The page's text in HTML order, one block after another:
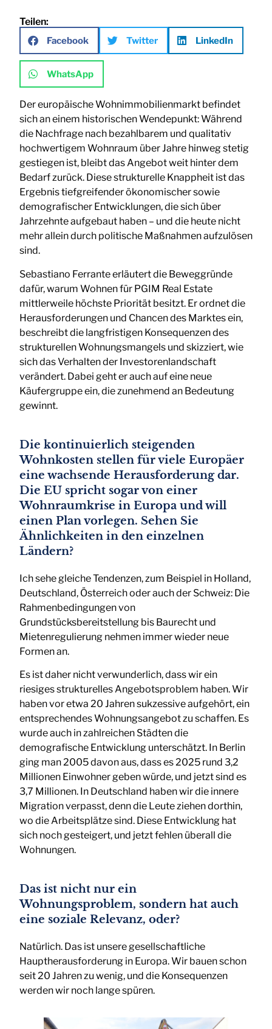
Teilen:
Facebook Twitter LinkedIn
WhatsApp
Der europäische Wohnimmobilienmarkt befindet
sich an einem historischen Wendepunkt: Während
die Nachfrage nach bezahlbarem und qualitativ
hochwertigem Wohnraum über Jahre hinweg stetig
gestiegen ist, bleibt das Angebot weit hinter dem
Bedarf zurück. Diese strukturelle Knappheit ist das
Ergebnis tiefgreifender ökonomischer sowie
demografischer Entwicklungen, die sich über
Jahrzehnte aufgebaut haben – und die heute nicht
mehr allein durch politische Maßnahmen aufzulösen
sind.
Sebastiano Ferrante erläutert die Beweggründe
dafür, warum Wohnen für PGIM Real Estate
mittlerweile höchste Priorität besitzt. Er ordnet die
Herausforderungen und Chancen des Marktes ein,
beschreibt die langfristigen Konsequenzen des
strukturellen Wohnungsmangels und skizziert, wie
sich das Verhalten der Investorenlandschaft
verändert. Dabei geht er auch auf eine neue
Käufergruppe ein, die zunehmend an Bedeutung
gewinnt.
Die kontinuierlich steigenden
Wohnkosten stellen für viele Europäer
eine wachsende Herausforderung dar.
Die EU spricht sogar von einer
Wohnraumkrise in Europa und will
einen Plan vorlegen. Sehen Sie
Ähnlichkeiten in den einzelnen
Ländern?
Ich sehe gleiche Tendenzen, zum Beispiel in Holland,
Deutschland, Österreich oder auch der Schweiz: Die
Rahmenbedingungen von
Grundstücksbereitstellung bis Baurecht und
Mietenregulierung nehmen immer wieder neue
Formen an.
Es ist daher nicht verwunderlich, dass wir ein
riesiges strukturelles Angebotsproblem haben. Wir
haben vor etwa 20 Jahren sukzessive aufgehört, ein
entsprechendes Wohnungsangebot zu schaffen. Es
wurde auch in zahlreichen Städten die
demografische Entwicklung unterschätzt. In Berlin
ging man 2005 davon aus, dass es 2025 rund 3,2
Millionen Einwohner geben würde, und jetzt sind es
3,7 Millionen. In Deutschland haben wir die innere
Migration verpasst, denn die Leute ziehen dorthin,
wo die Arbeitsplätze sind. Diese Entwicklung hat
sich noch gesteigert, und jetzt fehlen überall die
Wohnungen.
Das ist nicht nur ein
Wohnungsproblem, sondern hat auch
eine soziale Relevanz, oder?
Natürlich. Das ist unsere gesellschaftliche
Hauptherausforderung in Europa. Wir bauen schon
seit 20 Jahren zu wenig, und die Konsequenzen
werden wir noch lange spüren.